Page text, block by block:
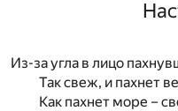
Из-за угла в лицо
Так свеж, и пахнет
Как пахнет море –